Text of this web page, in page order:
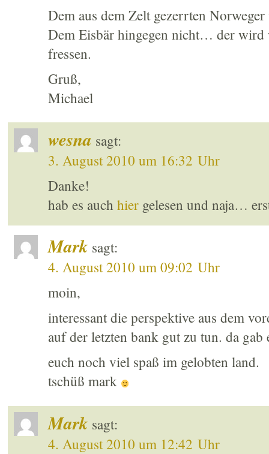
Dem aus dem Zelt gezerrten
Dem Eisbär hingegen nicht… der wird
fressen.
Gruß,
Michael
wesna sagt:
3. August 2010 um 16:32 Uhr
Danke!
hab es auch hiergelesen und naja…
Mark sagt:
4. August 2010 um 09:02 Uhr
moin,
interessant die perspektive aus dem
auf der letzten bank gut zu tun. da
euch noch viel spaß im gelobten land.
tschüß mark
Mark sagt:
4. August 2010 um 12:42 Uhr